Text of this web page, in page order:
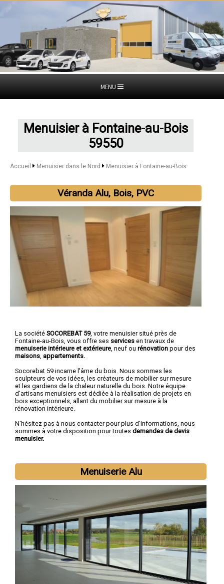
MENU
Menuisier à Fontaine-au-Bois
59550
Accueil Menuisier dans le Nord Menuisier à Fontaine-au-Bois
Véranda Alu, Bois, PVC
La société SOCOREBAT 59, votre menuisier situé près de
Fontaine-au-Bois, vous offre ses services en travaux de
menuiserie intérieure et extérieure , neuf ou rénovation pour des
maisons appartements.
Socorebat 59 incarne l'âme du bois. Nous sommes les
sculpteurs de vos idées, les créateurs de mobilier sur mesure
et les gardiens de la chaleur naturelle du bois. Notre équipe
d'artisans menuisiers est dédiée à la réalisation de projets en
bois exceptionnels, allant du mobilier sur mesure à la
rénovation intérieure.
N'hésitez pas à nous contacter pour plus d'informations, nous
sommes à votre disposition pour toutes demandes de devis
menuisier.
Valenciennes
Wattrelos , Marcq-en-Barœul
Menuiserie Alu